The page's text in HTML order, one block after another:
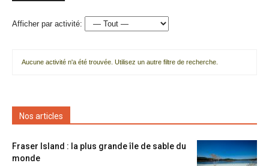
Afficher par activité:
Aucune activité n'a été trouvée. Utilisez un autre filtre de recherche.
Nos articles
Fraser Island : la plus grande île de sable du
monde